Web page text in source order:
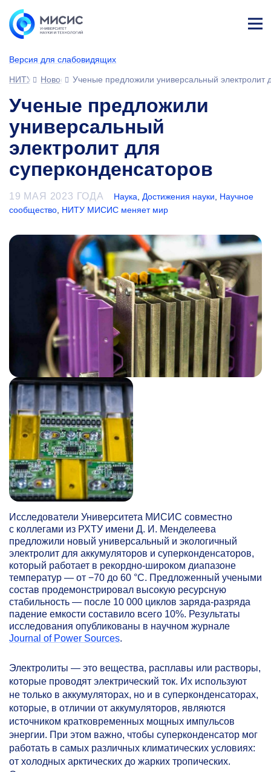
Версия для слабовидящих
ине
НИТУ МИСИС
НовостиУченые предложили универсальный электролит
Ученые предложили
универсальный
электролит для
суперконденсаторов
19 МАЯ 2023 ГОДА Наука Достижения науки
Научное
сообщество НИТУ МИСИС меняет мир
Исследователи Университета МИСИС совместно
с коллегами из РХТУ имени Д. И. Менделеева
предложили новый универсальный и экологичный
электролит для аккумуляторов и суперконденсаторов,
который работает в рекордно-широком диапазоне
температур — от −70 до 60 °C. Предложенный учеными
состав продемонстрировал высокую ресурсную
стабильность — после 10 000 циклов заряда-разряда
падение емкости составило всего 10%. Результаты
исследования опубликованы в научном журнале
Journal of Power Sources.
Электролиты — это вещества, расплавы или растворы,
которые проводят электрический ток. Их используют
не только в аккумуляторах, но и в суперконденсаторах,
которые, в отличии от аккумуляторов, являются
источником кратковременных мощных импульсов
энергии. При этом важно, чтобы суперконденсатор мог
работать в самых различных климатических условиях:
от холодных арктических до жарких тропических.